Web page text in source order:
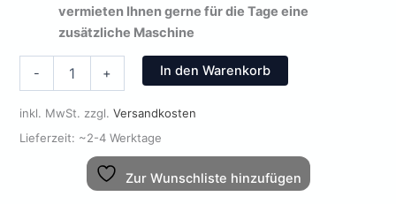
vermieten Ihnen gerne für die Tage eine
zusätzliche Maschine
-
inkl.
gratis
+ In den Warenkorb
inkl. MwSt. zzgl.Versandkosten
Lieferzeit: ~2-4 Werktage
Zur Wunschliste hinzufügen